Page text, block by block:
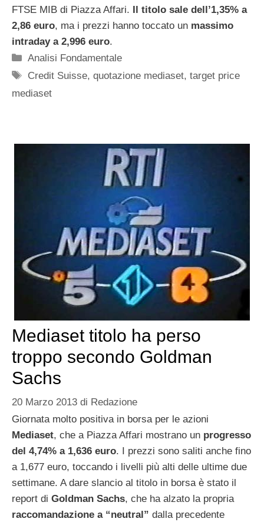
FTSE MIB di Piazza Affari. Il titolo sale dell’1,35% a
2,86 euro, ma i prezzi hanno toccato un massimo
intraday a 2,996 euro.
Categorie
Analisi Fondamentale
Tag
Credit Suisse,quotazione mediaset,target price
mediaset
Mediaset titolo ha perso
troppo secondo Goldman
Sachs
20 Marzo 2013 di Redazione
Giornata molto positiva in borsa per le azioni
Mediaset, che a Piazza Affari mostrano un progresso
del 4,74% a 1,636 euro. I prezzi sono saliti anche fino
a 1,677 euro, toccando i livelli più alti delle ultime due
settimane. A dare slancio al titolo in borsa è stato il
report di Goldman Sachs, che ha alzato la propria
raccomandazione a “neutral” dalla precedente